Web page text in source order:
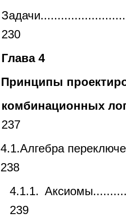
Задачи
230
Глава 4
Принципы
комбинационных
237
4.1.Алгебра
238
4.1.1. Аксиомы
239